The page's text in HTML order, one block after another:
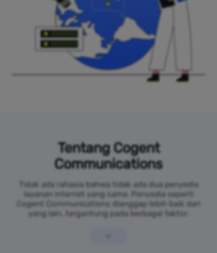
Tentang Cogent
Communications
Tidak ada rahasia bahwa tidak ada dua penyedia
layanan internet yang sama. Penyedia seperti
Cogent Communications dianggap lebih baik dari
yang lain, tergantung pada berbagai faktor.